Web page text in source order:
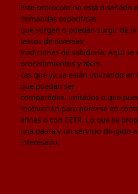
Este protocolo no está diseñado
demandas específicas
que surgen o puedan surgir de
textos de diversas
tradiciones de sabiduría. Aquí se
procedimientos y técni-
cas que ya se están utilizando en
que puedan ser
compartidos, imitados o que
motivación para ponerse en
afines o con CETR. Lo que se
una pauta y un servicio dirigido
interesado.